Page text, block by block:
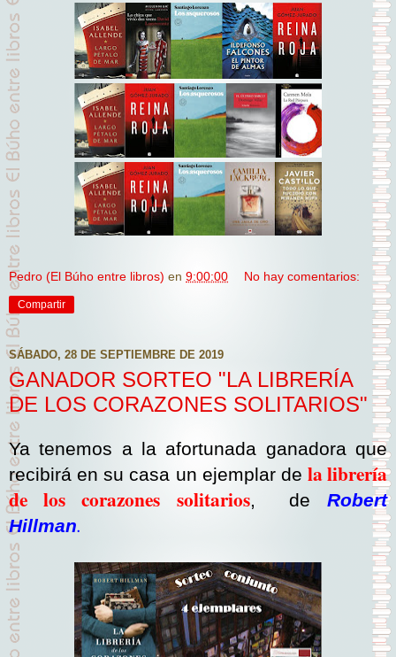
Pedro (El Búho entre libros) en 9:00:00 No hay comentarios:
Compartir
SÁBADO, 28 DE SEPTIEMBRE DE 2019
GANADOR SORTEO "LA LIBRERÍA
DE LOS CORAZONES SOLITARIOS"
Ya tenemos a la afortunada ganadora que
recibirá en su casa un ejemplar de la librería
de los corazones solitarios, de Robert
Hillman.